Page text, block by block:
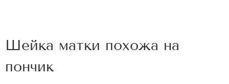
Шейка матки похожа на
пончик